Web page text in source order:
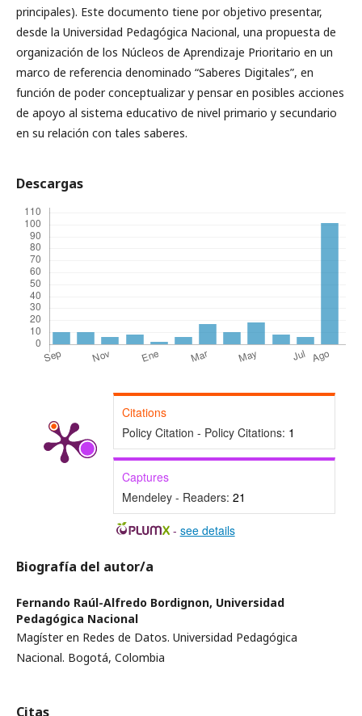
principales). Este documento tiene por objetivo presentar,
desde la Universidad Pedagógica Nacional, una propuesta de
organización de los Núcleos de Aprendizaje Prioritario en un
marco de referencia denominado “Saberes Digitales”, en
función de poder conceptualizar y pensar en posibles acciones
de apoyo al sistema educativo de nivel primario y secundario
en su relación con tales saberes.
Descargas
Citations
Policy Citation - Policy Citations: 1
Captures
Mendeley - Readers: 21
- see details
Biografía del autor/a
Fernando Raúl-Alfredo Bordignon, Universidad
Pedagógica Nacional
Magíster en Redes de Datos. Universidad Pedagógica
Nacional. Bogotá, Colombia
Citas